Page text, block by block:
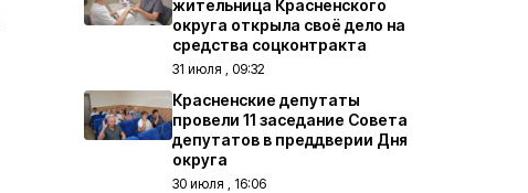
жительница Красненского
округа открыла своё дело на
средства соцконтракта
31 июля , 09:32
Красненские депутаты
провели 11 заседание Совета
депутатов в преддверии Дня
округа
30 июля , 16:06